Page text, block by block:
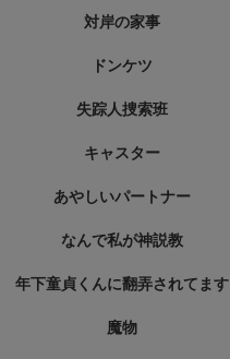
対岸の家事
ドンケツ
失踪人捜索班
キャスター
あやしいパートナー
なんで私が神説教
年下童貞くんに翻弄されてます
魔物